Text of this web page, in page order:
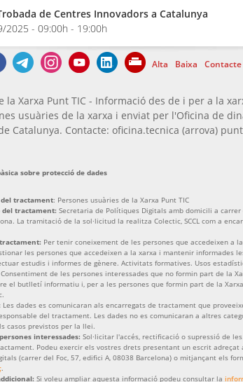
de Centres Innovadors a Catalunya
2025 - 09:00h - 19:00h
Alta Baixa Contacte
la Xarxa Punt TIC - Informació des de i per a la
usuàries de la xarxa i enviat per l'Oficina de
Catalunya. Contacte: oficina.tecnica (arrova)
sobre protecció de dades
tractament: Persones usuàries de la Xarxa Punt TIC
del tractament: Secretaria de Polítiques Digitals amb domicili a carrer
La tramitació de la sol·licitud la realitza Colectic, SCCL com a
Per tenir coneixement de les persones que accedeixen a la
les persones que accedeixen a la xarxa i mantenir informades
estudis i informes de gènere. Activitats formatives. Usos
Consentiment de les persones interessades que no formin part de la
el butlletí informatiu i, per a les persones que formin part de la
Les dades es comunicaran als encarregats de tractament que
del tractament. Les dades no es comunicaran a altres
casos previstos per la llei.
interessades: Sol·licitar l'accés, rectificació o supressió de
Podeu exercir els vostres drets presentant un escrit adreçat
(carrer del Foc, 57, edifici A, 08038 Barcelona) o mitjançant els
.
Si voleu ampliar aquesta informació podeu consultar la